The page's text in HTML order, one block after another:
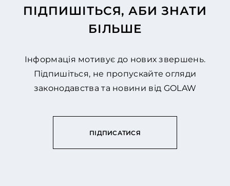
ПІДПИШІТЬСЯ, АБИ ЗНАТИ
БІЛЬШЕ
Інформація мотивує до нових звершень.
Підпишіться, не пропускайте огляди
законодавства та новини від GOLAW
ПІДПИСАТИСЯ